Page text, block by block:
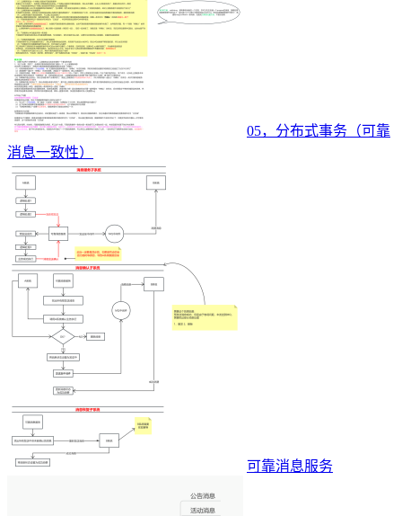
05，分布式事务（可靠
消息一致性）
可靠消息服务